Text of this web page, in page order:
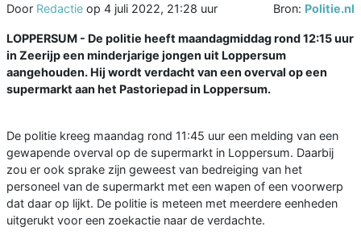
Door Redactie op 4 juli 2022, 21:28 uur Bron: Politie.nl
LOPPERSUM - De politie heeft maandagmiddag rond 12:15 uur
in Zeerijp een minderjarige jongen uit Loppersum
aangehouden. Hij wordt verdacht van een overval op een
supermarkt aan het Pastoriepad in Loppersum.
De politie kreeg maandag rond 11:45 uur een melding van een
gewapende overval op de supermarkt in Loppersum. Daarbij
zou er ook sprake zijn geweest van bedreiging van het
personeel van de supermarkt met een wapen of een voorwerp
dat daar op lijkt. De politie is meteen met meerdere eenheden
uitgerukt voor een zoekactie naar de verdachte.